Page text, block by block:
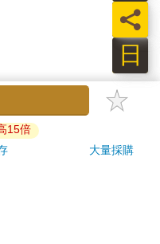
工作本身能為你帶來學習
的大腦。目前你的財務狀
你必須先擴大你的視野格
只能看到雜亂無序的光
，投入更多的能量，才可
或一經提供即為完成之線
提供。（如：電子書、電
：內衣褲、刮鬍刀、除毛
的猶豫期（含例假
日
員